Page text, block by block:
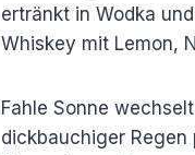
ertränkt in Wodka
Whiskey mit Lemon,
Fahle Sonne
dickbauchiger Regen